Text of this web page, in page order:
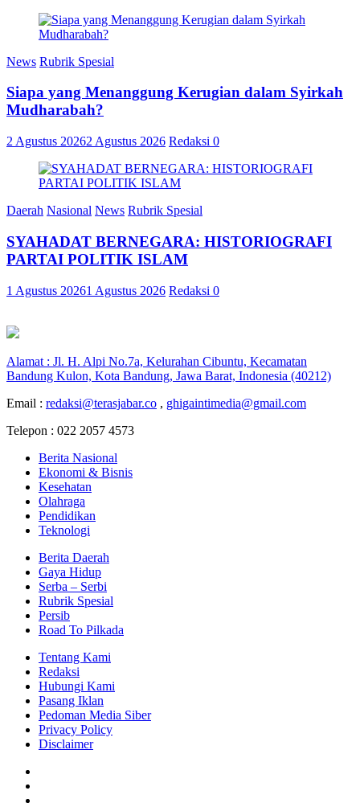
News Rubrik Spesial
Siapa yang Menanggung Kerugian dalam Syirkah
Mudharabah?
2 Agustus 20262 Agustus 2026 Redaksi 0
Daerah Nasional News Rubrik Spesial
SYAHADAT BERNEGARA: HISTORIOGRAFI
PARTAI POLITIK ISLAM
1 Agustus 20261 Agustus 2026 Redaksi 0
Alamat : Jl. H. Alpi No.7a, Kelurahan Cibuntu, Kecamatan
Bandung Kulon, Kota Bandung, Jawa Barat, Indonesia (40212)
Email : redaksi@terasjabar.co , ghigaintimedia@gmail.com
Telepon : 022 2057 4573
Berita Nasional
Ekonomi & Bisnis
Kesehatan
Olahraga
Pendidikan
Teknologi
Berita Daerah
Gaya Hidup
Serba – Serbi
Rubrik Spesial
Persib
Road To Pilkada
Tentang Kami
Redaksi
Hubungi Kami
Pasang Iklan
Pedoman Media Siber
Privacy Policy
Disclaimer